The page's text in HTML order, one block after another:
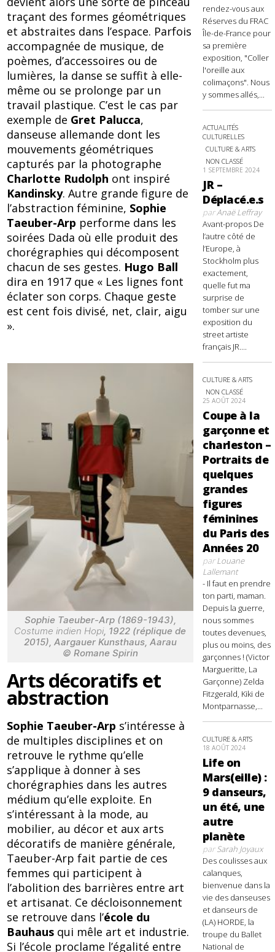
traçant des formes géométriques
et abstraites dans l’espace. Parfois
accompagnée de musique, de
poèmes, d’accessoires ou de
lumières, la danse se suffit à elle-
même ou se prolonge par un
travail plastique. C’est le cas par
exemple de Gret Palucca,
danseuse allemande dont les
mouvements géométriques
capturés par la photographe
Charlotte Rudolph ont inspiré
Kandinsky. Autre grande figure de
l’abstraction féminine, Sophie
Taeuber-Arp performe dans les
soirées Dada où elle produit des
chorégraphies qui décomposent
chacun de ses gestes. Hugo Ball
dira en 1917 que « Les lignes font
éclater son corps. Chaque geste
est cent fois divisé, net, clair, aigu
».
Sophie Taeuber-Arp (1869-1943),
Costume indien Hopi, 1922 (réplique de
2015), Aargauer Kunsthaus, Aarau
© Romane Spirin
Arts décoratifs et
abstraction
Sophie Taeuber-Arp s’intéresse à
de multiples disciplines et on
retrouve le rythme qu’elle
s’applique à donner à ses
chorégraphies dans les autres
médium qu’elle exploite. En
s’intéressant à la mode, au
mobilier, au décor et aux arts
décoratifs de manière générale,
Taeuber-Arp fait partie de ces
femmes qui participent à
l’abolition des barrières entre art
et artisanat. Ce décloisonnement
se retrouve dans l’école du
Bauhaus qui mêle art et industrie.
Si l’école proclame l’égalité entre
rendez-vous aux
Réserves du FRAC
Île-de-France pour
sa première
exposition, "Coller
l'oreille aux
colimaçons". Nous
y sommes allés,...
ACTUALITÉS
CULTURELLES
CULTURE & ARTS
NON CLASSÉ
1 SEPTEMBRE 2024
JR –
Déplacé.e.s
parAnaë Leffray
Avant-propos De
l’autre côté de
l’Europe, à
Stockholm plus
exactement,
quelle fut ma
surprise de
tomber sur une
exposition du
street artiste
français JR....
CULTURE & ARTS
NON CLASSÉ
25 AOÛT 2024
Coupe à la
garçonne et
charleston –
Portraits de
quelques
grandes
figures
féminines
du Paris des
Années 20
parLouane
Lallemant
- Il faut en prendre
ton parti, maman.
Depuis la guerre,
nous sommes
toutes devenues,
plus ou moins, des
garçonnes ! (Victor
Margueritte, La
Garçonne) Zelda
Fitzgerald, Kiki de
Montparnasse,...
CULTURE & ARTS
18 AOÛT 2024
Life on
Mars(eille) :
9 danseurs,
un été, une
autre
planète
parSarah Joyaux
Des coulisses aux
calanques,
bienvenue dans la
vie des danseuses
et danseurs de
(LA) HORDE, la
troupe du Ballet
National de